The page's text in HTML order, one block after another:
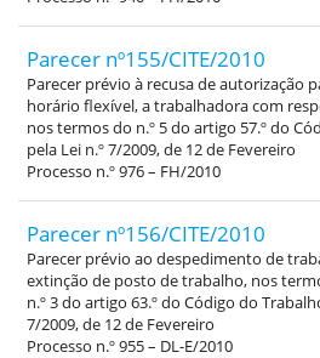
Parecer nº155/CITE/2010
Parecer prévio à recusa de autorização
horário flexível, a trabalhadora com
nos termos do n.º 5 do artigo 57.º do
pela Lei n.º 7/2009, de 12 de Fevereiro
Processo n.º 976 – FH/2010
Parecer nº156/CITE/2010
Parecer prévio ao despedimento de
extinção de posto de trabalho, nos
n.º 3 do artigo 63.º do Código do
7/2009, de 12 de Fevereiro
Processo n.º 955 – DL-E/2010